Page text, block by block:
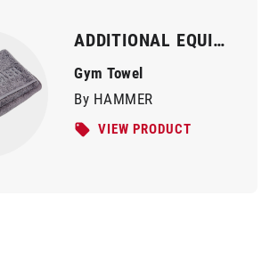
ADDITIONAL EQUIPMENT
Gym Towel
By HAMMER
VIEW PRODUCT